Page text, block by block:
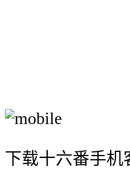
下载十六番手机